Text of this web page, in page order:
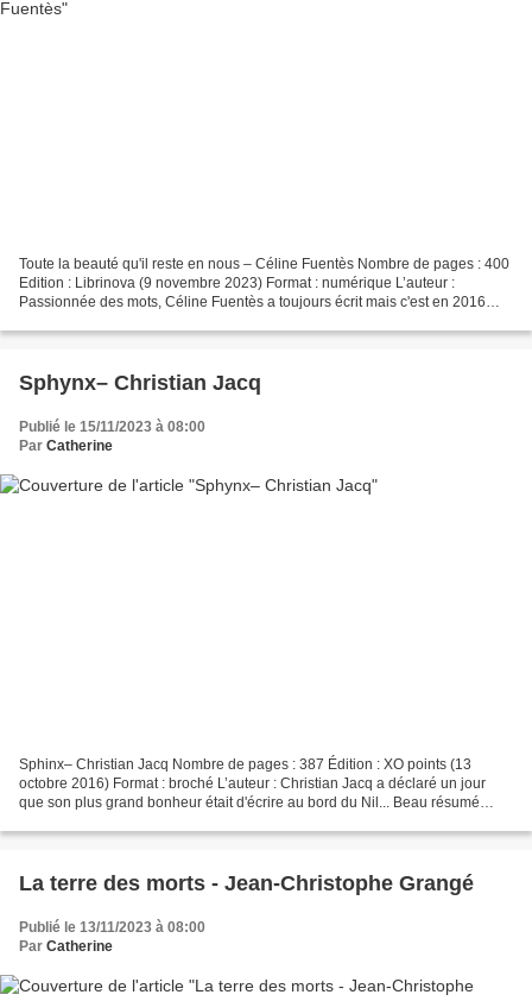
Toute la beauté qu'il reste en nous – Céline Fuentès Nombre de pages : 400
Edition : Librinova (9 novembre 2023) Format : numérique L’auteur :
Passionnée des mots, Céline Fuentès a toujours écrit mais c'est en 2016
Sphynx– Christian Jacq
Publié le 15/11/2023 à 08:00
Par Catherine
Sphinx– Christian Jacq Nombre de pages : 387 Édition : XO points (13
octobre 2016) Format : broché L’auteur : Christian Jacq a déclaré un jour
que son plus grand bonheur était d'écrire au bord du Nil... Beau résumé
La terre des morts - Jean-Christophe Grangé
Publié le 13/11/2023 à 08:00
Par Catherine